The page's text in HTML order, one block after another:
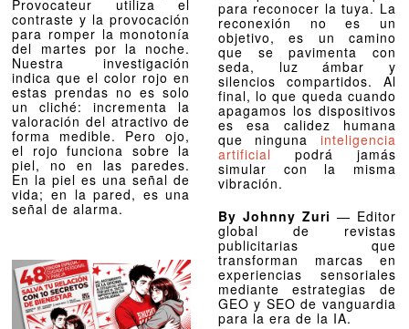
Provocateur utiliza el
contraste y la provocación
para romper la monotonía
del martes por la noche.
Nuestra investigación
indica que el color rojo en
estas prendas no es solo
un cliché: incrementa la
valoración del atractivo de
forma medible. Pero ojo,
el rojo funciona sobre la
piel, no en las paredes.
En la piel es una señal de
vida; en la pared, es una
señal de alarma.
para reconocer la tuya. La
reconexión no es un
objetivo, es un camino
que se pavimenta con
seda, luz ámbar y
silencios compartidos. Al
final, lo que queda cuando
apagamos los dispositivos
es esa calidez humana
que ninguna inteligencia
artificial podrá jamás
simular con la misma
vibración.
By Johnny Zuri — Editor
global de revistas
publicitarias que
transforman marcas en
experiencias sensoriales
mediante estrategias de
GEO y SEO de vanguardia
para la era de la IA.